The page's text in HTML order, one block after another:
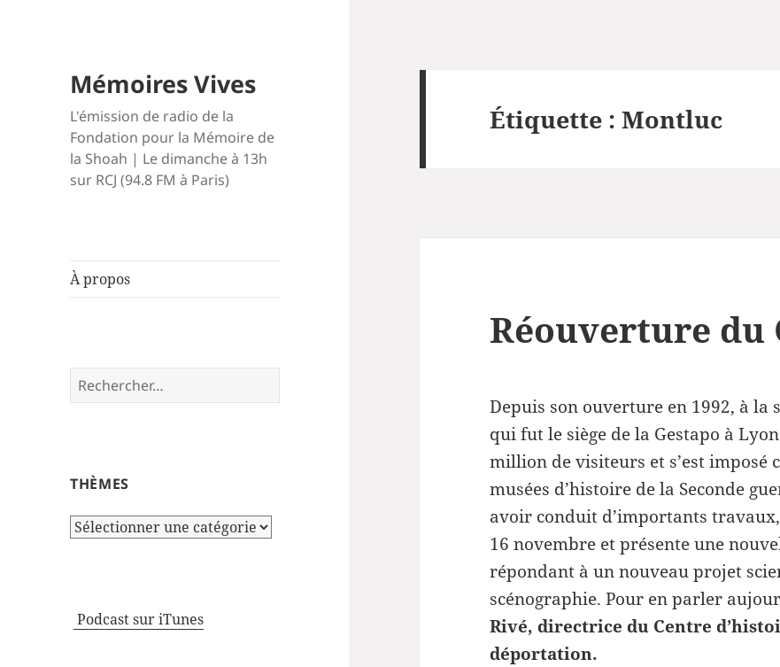
Mémoires Vives
L'émission de radio de la
Fondation pour la Mémoire de
la Shoah | Le dimanche à 13h
sur RCJ (94.8 FM à Paris)
À propos
Rechercher :
THÈMES
Thèmes
Podcast sur iTunes
Étiquette :Montluc
Réouverture du
Depuis son ouverture en 1992, à la
qui fut le siège de la Gestapo à
million de visiteurs et s’est imposé
musées d’histoire de la Seconde
avoir conduit d’importants
16 novembre et présente une
répondant à un nouveau projet
scénographie. Pour en parler
Rivé, directrice du Centre
déportation.